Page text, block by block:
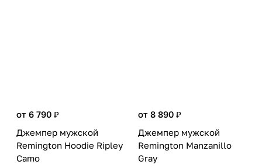
от 6 790 ₽
Джемпер мужской
Remington Hoodie Ripley
Camo
от 8 890 ₽
Джемпер мужской
Remington Manzanillo
Gray